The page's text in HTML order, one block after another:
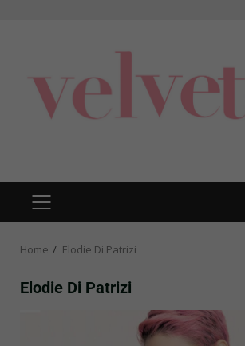
PRIMARY
MENU
Home Elodie Di Patrizi
Elodie Di Patrizi